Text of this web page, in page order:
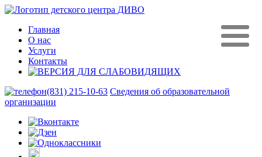
Главная
О нас
Услуги
Контакты
(831) 215-10-63 Сведения об образовательной
организации